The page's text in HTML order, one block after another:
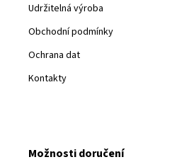
Udržitelná výroba
Obchodní podmínky
Ochrana dat
Kontakty
Možnosti doručení